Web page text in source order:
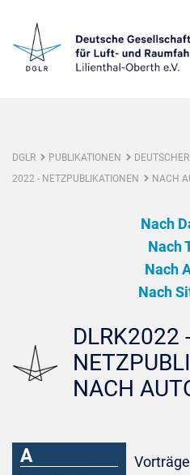
DGLR PUBLIKATIONEN
2022 - NETZPUBLIKATIONEN
NACH
Nach
Nach
Nach
Nach
DLRK2022
NACH
A